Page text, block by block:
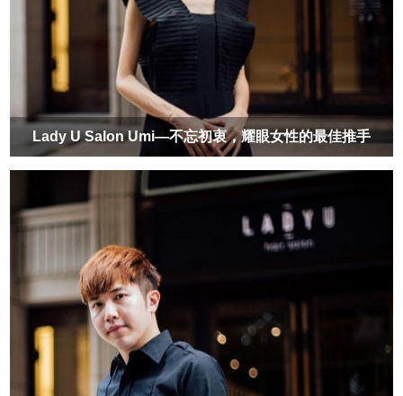
Lady U Salon Umi—不忘初衷，耀眼女性的最佳推手